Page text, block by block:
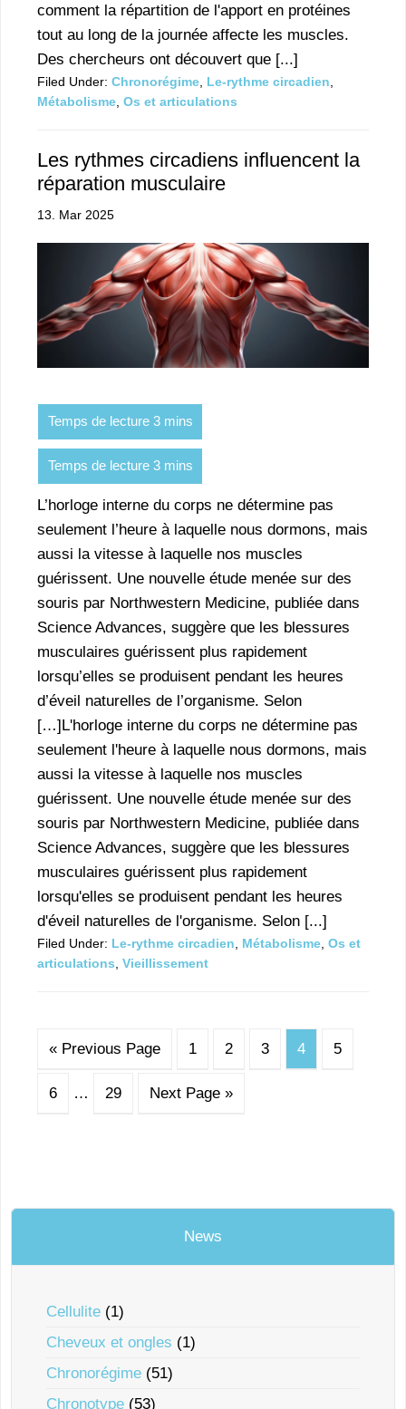
comment la répartition de l'apport en protéines
tout au long de la journée affecte les muscles.
Des chercheurs ont découvert que [...]
Filed Under: Chronorégime Le-rythme circadien
Métabolisme Os et articulations
Les rythmes circadiens influencent la
réparation musculaire
13. Mar 2025
L’horloge interne du corps ne détermine pas
seulement l’heure à laquelle nous dormons, mais
aussi la vitesse à laquelle nos muscles
guérissent. Une nouvelle étude menée sur des
souris par Northwestern Medicine, publiée dans
Science Advances, suggère que les blessures
musculaires guérissent plus rapidement
lorsqu’elles se produisent pendant les heures
d’éveil naturelles de l’organisme. Selon
[…]L'horloge interne du corps ne détermine pas
seulement l'heure à laquelle nous dormons, mais
aussi la vitesse à laquelle nos muscles
guérissent. Une nouvelle étude menée sur des
souris par Northwestern Medicine, publiée dans
Science Advances, suggère que les blessures
musculaires guérissent plus rapidement
lorsqu'elles se produisent pendant les heures
d'éveil naturelles de l'organisme. Selon [...]
Filed Under: Le-rythme circadien Métabolisme Os et
articulations Vieillissement
« Previous Page 1 2 3 4 5
6 … 29 Next Page »
News
Cellulite (1)
Cheveux et ongles (1)
Chronorégime (51)
Chronotype (53)